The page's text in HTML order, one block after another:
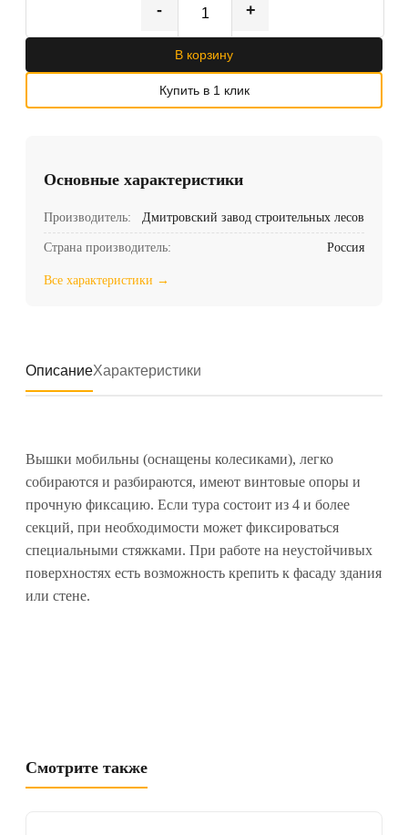
- +
В корзину
Купить в 1 клик
Основные характеристики
Производитель: Дмитровский завод строительных лесов
Страна производитель: Россия
Все характеристики →
ОписаниеХарактеристики
Вышки мобильны (оснащены колесиками), легко
собираются и разбираются, имеют винтовые опоры и
прочную фиксацию. Если тура состоит из 4 и более
секций, при необходимости может фиксироваться
специальными стяжками. При работе на неустойчивых
поверхностях есть возможность крепить к фасаду здания
или стене.
Смотрите также